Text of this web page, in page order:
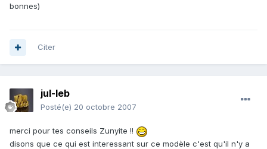
bonnes)
Citer
jul-leb
Posté(e) 20 octobre 2007
merci pour tes conseils Zunyite !!
disons que ce qui est interessant sur ce modèle c'est qu'il n'y a